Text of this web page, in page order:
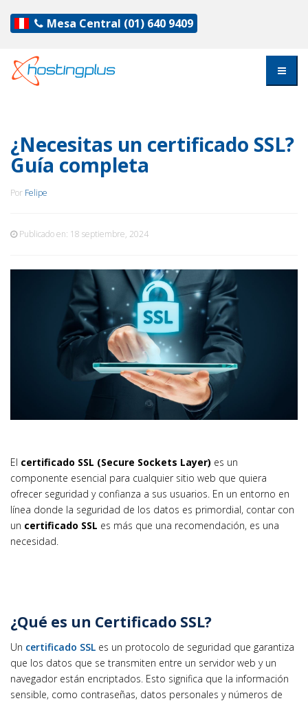
Mesa Central (01) 640 9409
¿Necesitas un certificado SSL?
Guía completa
Por Felipe
Publicado en: 18 septiembre, 2024
El certificado SSL (Secure Sockets Layer) es un
componente esencial para cualquier sitio web que quiera
ofrecer seguridad y confianza a sus usuarios. En un entorno en
línea donde la seguridad de los datos es primordial, contar con
un certificado SSL es más que una recomendación, es una
necesidad.
¿Qué es un Certificado SSL?
Un certificado SSL es un protocolo de seguridad que garantiza
que los datos que se transmiten entre un servidor web y un
navegador están encriptados. Esto significa que la información
sensible, como contraseñas, datos personales y números de